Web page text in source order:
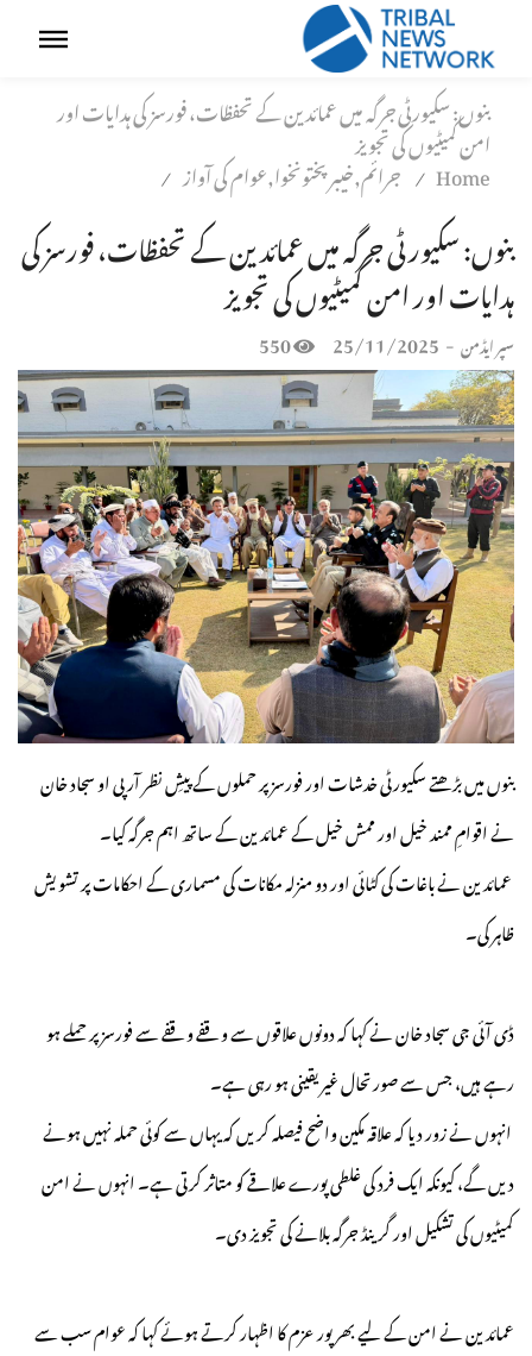
بنوں: سکیورٹی جرگہ میں عمائدین کے تحفظات، فورسز کی ہدایات اور
امن کمیٹیوں کی تجویز
Home
/ جرائم,خیبر پختونخوا,عوام کی آواز /
بنوں: سکیورٹی جرگہ میں عمائدین کے تحفظات، فورسز کی
ہدایات اور امن کمیٹیوں کی تجویز
سپر ایڈمن -
25/11/2025
بنوں میں بڑھتے سکیورٹی خدشات اور فورسز پر حملوں کے پیشِ نظر آر پی او سجاد خان
نے اقوامِ ممند خیل اور ممش خیل کے عمائدین کے ساتھ اہم جرگہ کیا۔
عمائدین نے باغات کی کٹائی اور دو منزلہ مکانات کی مسماری کے احکامات پر تشویش
ظاہر کی۔
ڈی آئی جی سجاد خان نے کہا کہ دونوں علاقوں سے وقفے وقفے سے فورسز پر حملے ہو
رہے ہیں، جس سے صورتحال غیر یقینی ہو رہی ہے۔
انہوں نے زور دیا کہ علاقہ مکین واضح فیصلہ کریں کہ یہاں سے کوئی حملہ نہیں ہونے
دیں گے، کیونکہ ایک فرد کی غلطی پورے علاقے کو متاثر کرتی ہے۔ انہوں نے امن
کمیٹیوں کی تشکیل اور گرینڈ جرگہ بلانے کی تجویز دی۔
عمائدین نے امن کے لیے بھرپور عزم کا اظہار کرتے ہوئے کہا کہ عوام سب سے